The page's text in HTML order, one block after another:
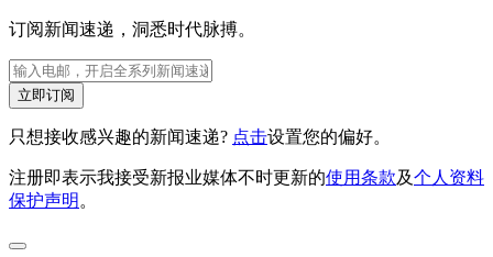
订阅新闻速递，洞悉时代脉搏。
立即订阅
只想接收感兴趣的新闻速递? 点击设置您的偏好。
注册即表示我接受新报业媒体不时更新的使用条款及个人资料
保护声明 。